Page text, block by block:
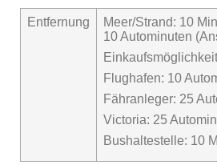
Entfernung
Meer/Strand: 10
10 Autominuten
Flughafen: 10
Fähranleger: 25
Victoria: 25
Bushaltestelle: 10